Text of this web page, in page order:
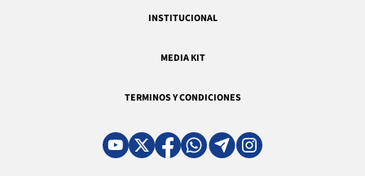
INSTITUCIONAL
MEDIA KIT
TERMINOS Y CONDICIONES